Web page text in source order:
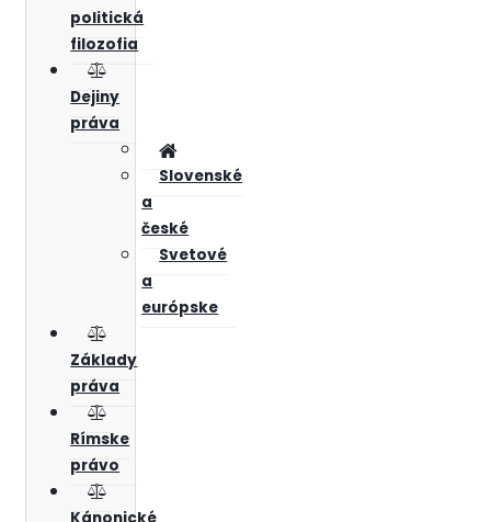
politická
filozofia
Dejiny
práva
Slovenské
a
české
Svetové
a
európske
Základy
práva
Rímske
právo